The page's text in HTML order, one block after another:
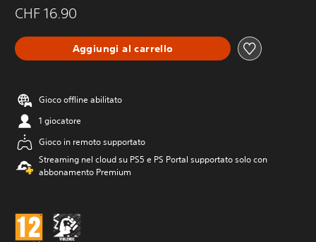
CHF 16.90
Aggiungi al carrello
Gioco offline abilitato
1 giocatore
Gioco in remoto supportato
Streaming nel cloud su PS5 e PS Portal supportato solo con
abbonamento Premium